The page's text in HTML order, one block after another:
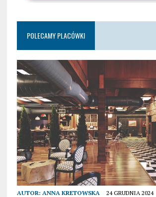
POLECAMY PLACÓWKI
AUTOR: ANNA KRETOWSKA 24 GRUDNIA 2024